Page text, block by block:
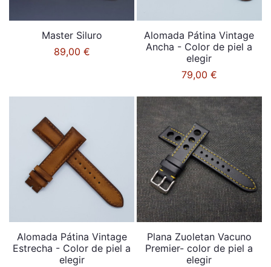
Master Siluro
89,00 €
Alomada Pátina Vintage
Ancha - Color de piel a
elegir
79,00 €
Alomada Pátina Vintage
Estrecha - Color de piel a
elegir
Plana Zuoletan Vacuno
Premier- color de piel a
elegir